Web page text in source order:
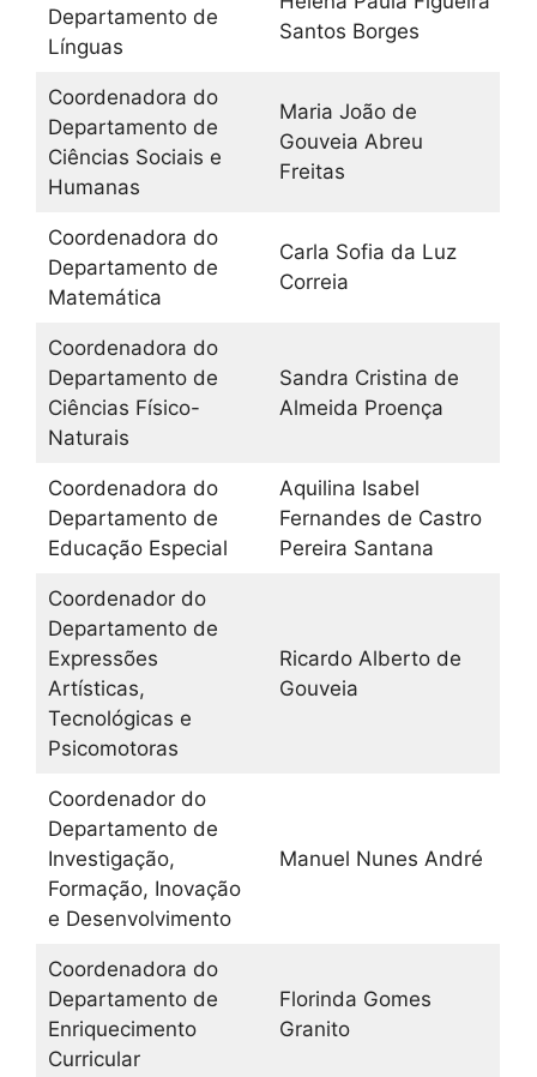
Departamento de
Línguas
Santos Borges
Coordenadora do
Departamento de
Ciências Sociais e
Humanas
Maria João de
Gouveia Abreu
Freitas
Coordenadora do
Departamento de
Matemática
Carla Sofia da Luz
Correia
Coordenadora do
Departamento de
Ciências Físico-
Naturais
Sandra Cristina de
Almeida Proença
Coordenadora do
Departamento de
Educação Especial
Aquilina Isabel
Fernandes de Castro
Pereira Santana
Coordenador do
Departamento de
Expressões
Artísticas,
Tecnológicas e
Psicomotoras
Ricardo Alberto de
Gouveia
Coordenador do
Departamento de
Investigação,
Formação, Inovação
e Desenvolvimento
Manuel Nunes André
Coordenadora do
Departamento de
Enriquecimento
Curricular
Florinda Gomes
Granito